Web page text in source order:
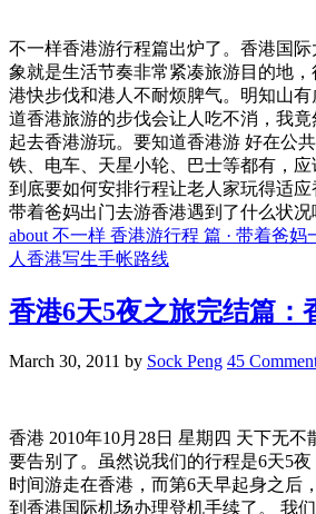
不一样香港游行程篇出炉了。香港国
象就是生活节奏非常紧凑旅游目的地
港快步伐和港人不耐烦脾气。明知山
道香港旅游的步伐会让人吃不消，我
起去香港游玩。要知道香港游 好在公
铁、电车、天星小轮、巴士等都有，
到底要如何安排行程让老人家玩得适
带着爸妈出门去游香港遇到了什么状
about 不一样 香港游行程 篇 · 带着爸妈
人香港写生手帐路线
香港6天5夜之旅完结篇：
March 30, 2011 by Sock Peng 45
香港 2010年10月28日 星期四 天下无
要告别了。虽然说我们的行程是6天5
时间游走在香港，而第6天早起身之后
到香港国际机场办理登机手续了。 我